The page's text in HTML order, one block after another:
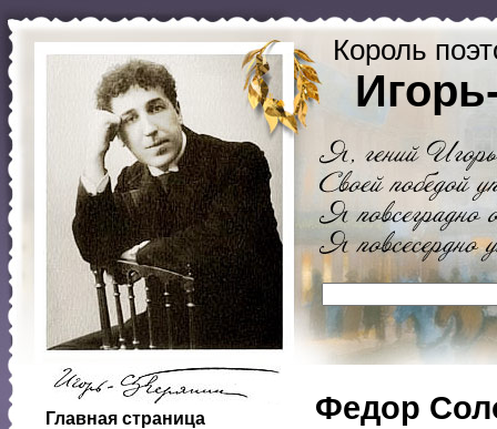
Король
Главная страница
Федор